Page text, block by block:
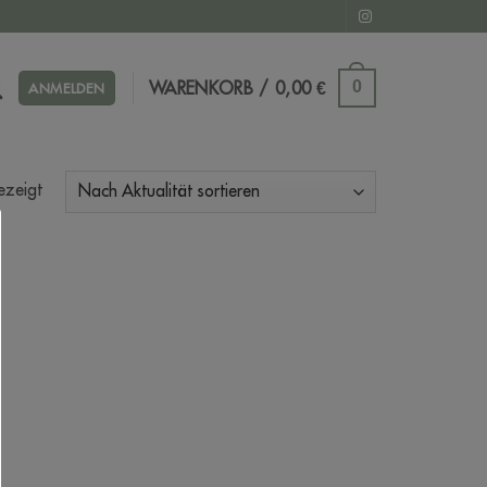
ANMELDEN WARENKORB / 0,00€ 0